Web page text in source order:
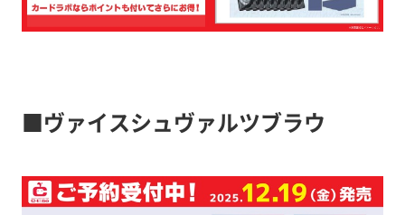
■ヴァイスシュヴァルツブラウ